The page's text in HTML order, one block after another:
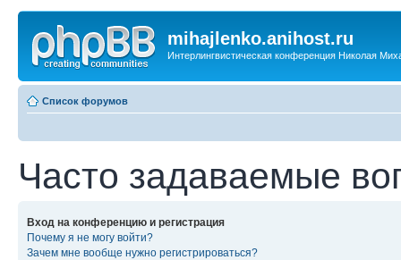
mihajlenko.anihost.ru
Интерлингвистическая конференция Николая
Список форумов
Часто задаваемые
Вход на конференцию и регистрация
Почему я не могу войти?
Зачем мне вообще нужно регистрироваться?